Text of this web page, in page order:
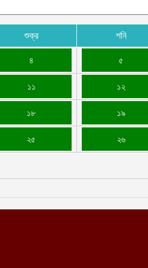
আগস্ট ৪, ২০২৬
শুক্র শনি
৪ ৫
১১ ১২
১৮ ১৯
২৫ ২৬